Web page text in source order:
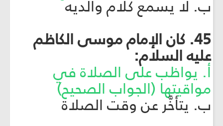
ب. لا يسمع كلام والديه
45. كان الإمام موسى الكاظم
عليه السلام:
أ. يواظب على الصلاة في
مواقيتها (الجواب الصحيح)
ب. يتأخَّر عن وقت الصلاة